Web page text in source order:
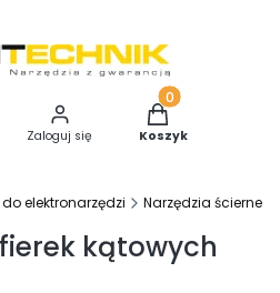
wyszukiwarkę
Zaloguj się
Produkty w
Koszyk
elektronarzędzi Narzędzia ścierne
kątowych